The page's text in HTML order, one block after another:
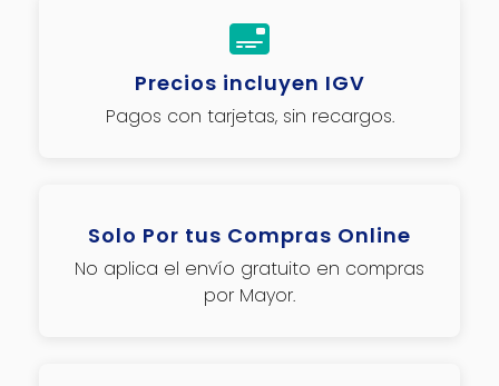
Precios incluyen IGV
Pagos con tarjetas, sin recargos.
Solo Por tus Compras Online
No aplica el envío gratuito en compras
por Mayor.